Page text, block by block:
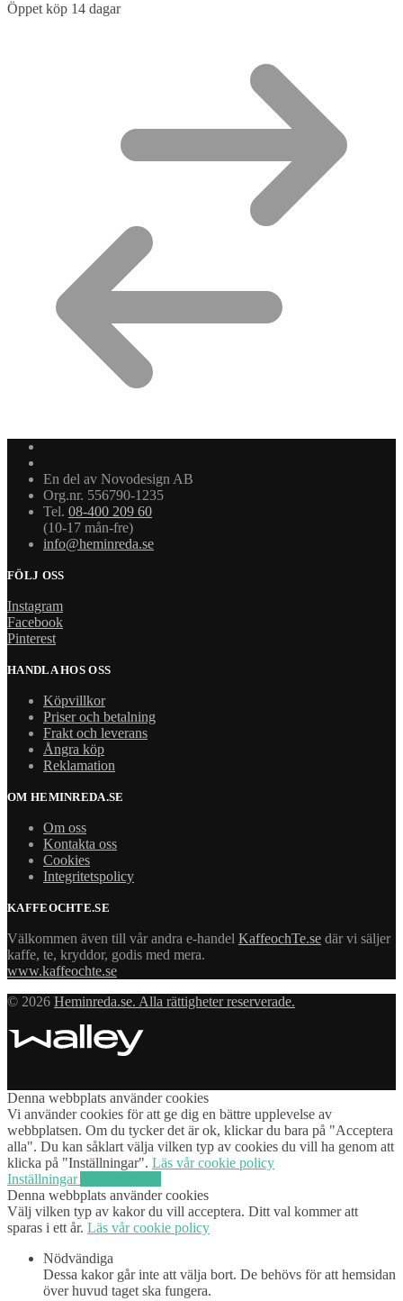
Öppet köp 14 dagar
En del av Novodesign AB
Org.nr. 556790-1235
Tel. 08-400 209 60
(10-17 mån-fre)
info@heminreda.se
FÖLJ OSS
Instagram
Facebook
Pinterest
HANDLA HOS OSS
Köpvillkor
Priser och betalning
Frakt och leverans
Ångra köp
Reklamation
OM HEMINREDA.SE
Om oss
Kontakta oss
Cookies
Integritetspolicy
KAFFEOCHTE.SE
Välkommen även till vår andra e-handel KaffeochTe.se där vi säljer
kaffe, te, kryddor, godis med mera.
www.kaffeochte.se
© 2026 Heminreda.se. Alla rättigheter reserverade.
Denna webbplats använder cookies
Vi använder cookies för att ge dig en bättre upplevelse av
webbplatsen. Om du tycker det är ok, klickar du bara på "Acceptera
alla". Du kan såklart välja vilken typ av cookies du vill ha genom att
klicka på "Inställningar". Läs vår cookie policy
Inställningar
Denna webbplats använder cookies
Välj vilken typ av kakor du vill acceptera. Ditt val kommer att
sparas i ett år. Läs vår cookie policy
Nödvändiga
Dessa kakor går inte att välja bort. De behövs för att hemsidan
över huvud taget ska fungera.